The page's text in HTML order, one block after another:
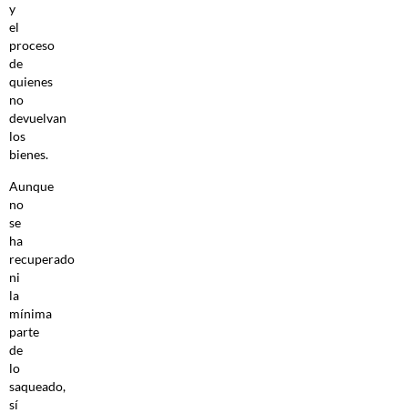
y
el
proceso
de
quienes
no
devuelvan
los
bienes.
Aunque
no
se
ha
recuperado
ni
la
mínima
parte
de
lo
saqueado,
sí